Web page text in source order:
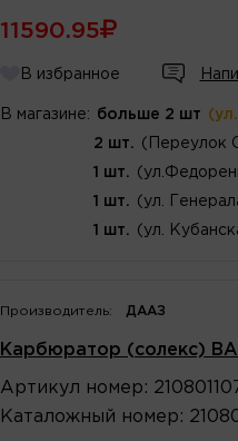
11590.95
В избранное
В магазине: больше 2 шт
2 шт. (Переулок
1 шт.
1 шт. (ул.
1 шт. (ул.
Производитель: ДААЗ
Карбюратор (солекс)
Артикул номер :
Каталожный номер :